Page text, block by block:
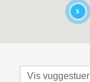
5
Vis vuggestuer